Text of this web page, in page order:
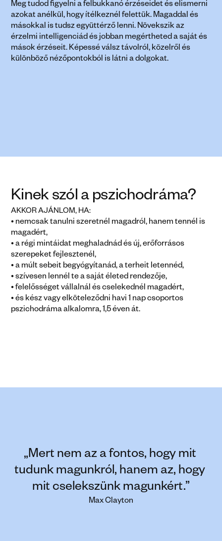
Meg tudod figyelni a felbukkanó érzéseidet és elismerni
azokat anélkül, hogy ítélkeznél felettük. Magaddal és
másokkal is tudsz együttérző lenni. Növekszik az
érzelmi intelligenciád és jobban megértheted a saját és
mások érzéseit. Képessé válsz távolról, közelről és
különböző nézőpontokból is látni a dolgokat.
Kinek szól a pszichodráma?
AKKOR AJÁNLOM, HA:
• nemcsak tanulni szeretnél magadról, hanem tennél is
magadért,
• a régi mintáidat meghaladnád és új, erőforrásos
szerepeket fejlesztenél,
• a múlt sebeit begyógyítanád, a terheit letennéd,
• szívesen lennél te a saját életed rendezője,
• felelősséget vállalnál és cselekednél magadért,
• és kész vagy elköteleződni havi 1 nap csoportos
pszichodráma alkalomra, 1,5 éven át.
„Mert nem az a fontos, hogy mit
tudunk magunkról, hanem az, hogy
mit cselekszünk magunkért.”
Max Clayton